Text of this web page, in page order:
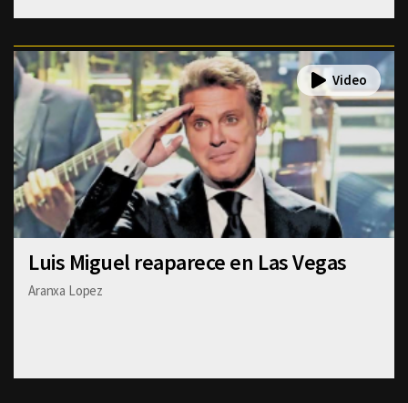
Luis Miguel reaparece en Las Vegas
Aranxa Lopez